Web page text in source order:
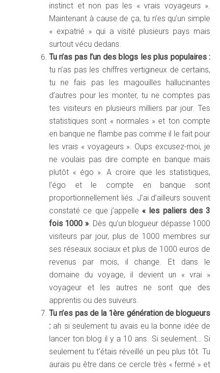
instinct et non pas les « vrais voyageurs ».
Maintenant à cause de ça, tu n’es qu’un simple
« expatrié » qui a visité plusieurs pays mais
surtout vécu dedans.
Tu n’as pas l’un des blogs les plus populaires :
tu n’as pas les chiffres vertigineux de certains,
tu ne fais pas les magouilles hallucinantes
d’autres pour les monter, tu ne comptes pas
tes visiteurs en plusieurs milliers par jour. Tes
statistiques sont « normales » et ton compte
en banque ne flambe pas comme il le fait pour
les vrais « voyageurs ». Oups excusez-moi, je
ne voulais pas dire compte en banque mais
plutôt « égo ». A croire que les statistiques,
l’égo et le compte en banque sont
proportionnellement liés. J’ai d’ailleurs souvent
constaté ce que j’appelle « les paliers des 3
fois 1000 ». Dès qu’un blogueur dépasse 1000
visiteurs par jour, plus de 1000 membres sur
ses réseaux sociaux et plus de 1000 euros de
revenus par mois, il change. Et dans le
domaine du voyage, il devient un « vrai »
voyageur et les autres ne sont que des
apprentis ou des suiveurs.
Tu n’es pas de la 1ère génération de blogueurs
: ah si seulement tu avais eu la bonne idée de
lancer ton blog il y a 10 ans. Si seulement… Si
seulement tu t’étais réveillé un peu plus tôt. Tu
aurais pu être dans ce cercle très « fermé » et